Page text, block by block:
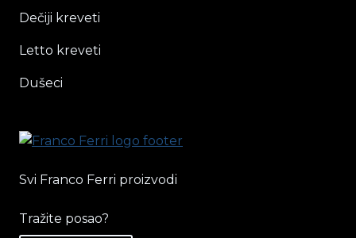
Dečiji kreveti
Letto kreveti
Dušeci
Svi Franco Ferri proizvodi
Tražite posao?